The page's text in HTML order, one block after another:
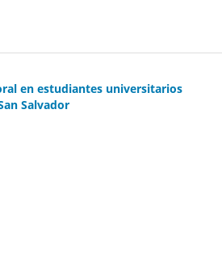
en estudiantes universitarios
Salvador